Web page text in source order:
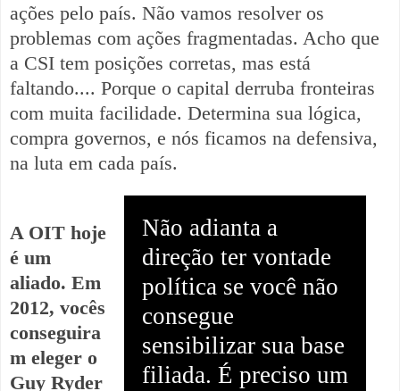
ações pelo país. Não vamos resolver os
problemas com ações fragmentadas. Acho que
a CSI tem posições corretas, mas está
faltando.... Porque o capital derruba fronteiras
com muita facilidade. Determina sua lógica,
compra governos, e nós ficamos na defensiva,
na luta em cada país.
Não adianta a
direção ter vontade
política se você não
consegue
sensibilizar sua base
filiada. É preciso um
A OIT hoje
é um
aliado. Em
2012, vocês
conseguira
m eleger o
Guy Ryder